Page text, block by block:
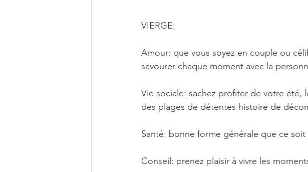
VIERGE:
Amour: que vous soyez en couple ou
savourer chaque moment avec la
Vie sociale: sachez profiter de votre été,
des plages de détentes histoire de
Santé: bonne forme générale que ce
Conseil: prenez plaisir à vivre les